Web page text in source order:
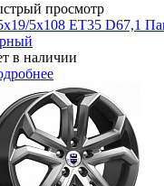
просмотр
5x108 ET35 D67,1
в наличии